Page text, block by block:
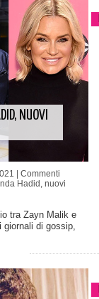
NUOVI
| Commenti
Hadid, nuovi
tra Zayn Malik e
giornali di gossip,